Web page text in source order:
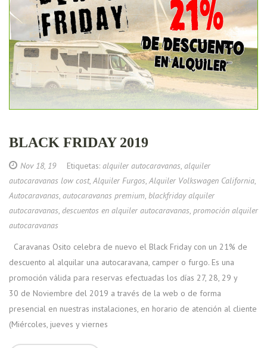
BLACK FRIDAY 2019
Nov 18, 19Etiquetas: alquiler autocaravanas, alquiler
autocaravanas low cost, Alquiler Furgos, Alquiler Volkswagen California,
Autocaravanas, autocaravanas premium, blackfriday alquiler
autocaravanas, descuentos en alquiler autocaravanas, promoción alquiler
autocaravanas
Caravanas Osito celebra de nuevo el Black Friday con un 21% de
descuento al alquilar una autocaravana, camper o furgo. Es una
promoción válida para reservas efectuadas los días 27, 28, 29 y
30 de Noviembre del 2019 a través de la web o de forma
presencial en nuestras instalaciones, en horario de atención al cliente
(Miércoles, jueves y viernes